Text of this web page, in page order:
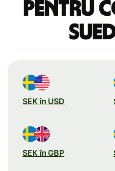
pentru
SEK în USD
SEK în GBP